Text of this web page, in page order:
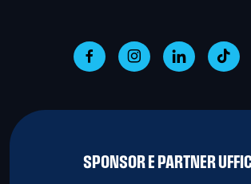
SPONSOR E PARTNER